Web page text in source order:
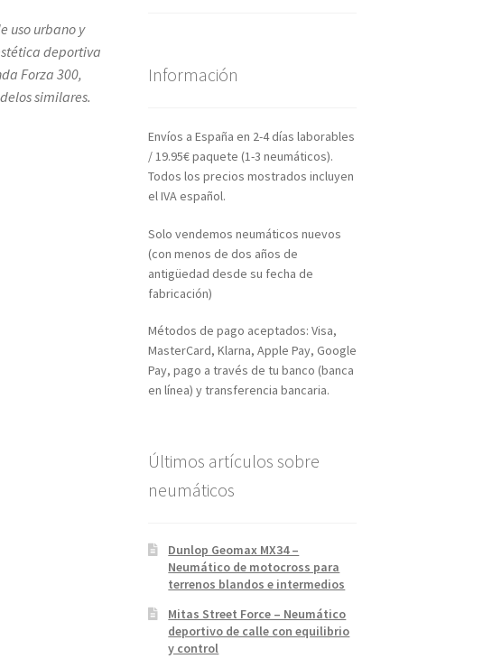
uso urbano y
deportiva
Forza 300,
similares.
Información
Envíos a España en 2-4 días laborables
/ 19.95€ paquete (1-3 neumáticos).
Todos los precios mostrados incluyen
el IVA español.
Solo vendemos neumáticos nuevos
(con menos de dos años de
antigüedad desde su fecha de
fabricación)
Métodos de pago aceptados: Visa,
MasterCard, Klarna, Apple Pay, Google
Pay, pago a través de tu banco (banca
en línea) y transferencia bancaria.
Últimos artículos sobre
neumáticos
Dunlop Geomax MX34 –
Neumático de motocross para
terrenos blandos e intermedios
Mitas Street Force – Neumático
deportivo de calle con equilibrio
y control